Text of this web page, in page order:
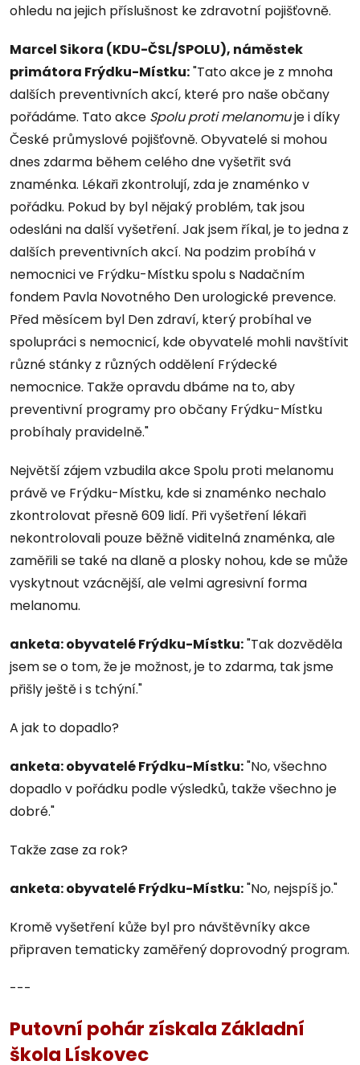
ohledu na jejich příslušnost ke zdravotní pojišťovně.
Marcel Sikora (KDU-ČSL/SPOLU), náměstek
primátora Frýdku-Místku:"Tato akce je z mnoha
dalších preventivních akcí, které pro naše občany
pořádáme. Tato akce Spolu proti melanomuje i díky
České průmyslové pojišťovně. Obyvatelé si mohou
dnes zdarma během celého dne vyšetřit svá
znaménka. Lékaři zkontrolují, zda je znaménko v
pořádku. Pokud by byl nějaký problém, tak jsou
odesláni na další vyšetření. Jak jsem říkal, je to jedna z
dalších preventivních akcí. Na podzim probíhá v
nemocnici ve Frýdku-Místku spolu s Nadačním
fondem Pavla Novotného Den urologické prevence.
Před měsícem byl Den zdraví, který probíhal ve
spolupráci s nemocnicí, kde obyvatelé mohli navštívit
různé stánky z různých oddělení Frýdecké
nemocnice. Takže opravdu dbáme na to, aby
preventivní programy pro občany Frýdku-Místku
probíhaly pravidelně."
Největší zájem vzbudila akce Spolu proti melanomu
právě ve Frýdku-Místku, kde si znaménko nechalo
zkontrolovat přesně 609 lidí. Při vyšetření lékaři
nekontrolovali pouze běžně viditelná znaménka, ale
zaměřili se také na dlaně a plosky nohou, kde se může
vyskytnout vzácnější, ale velmi agresivní forma
melanomu.
anketa: obyvatelé Frýdku-Místku:"Tak dozvěděla
jsem se o tom, že je možnost, je to zdarma, tak jsme
přišly ještě i s tchýní."
A jak to dopadlo?
anketa: obyvatelé Frýdku-Místku:"No, všechno
dopadlo v pořádku podle výsledků, takže všechno je
dobré."
Takže zase za rok?
anketa: obyvatelé Frýdku-Místku:"No, nejspíš jo."
Kromě vyšetření kůže byl pro návštěvníky akce
připraven tematicky zaměřený doprovodný program.
---
Putovní pohár získala Základní
škola Lískovec